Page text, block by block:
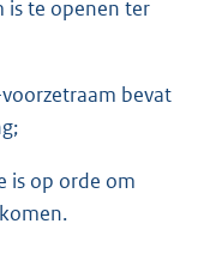
is te openen ter
bevat
is op orde om